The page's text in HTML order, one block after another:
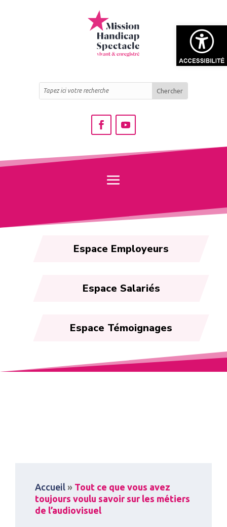
Ouvrir la
Espace Employeurs
Espace Salariés
Espace Témoignages
Accueil» Tout ce que vous avez
toujours voulu savoir sur les métiers
de l’audiovisuel